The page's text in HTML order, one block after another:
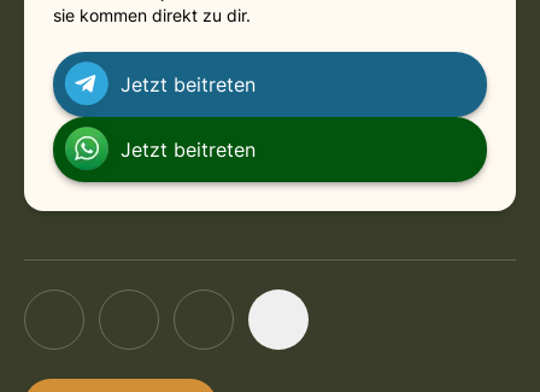
Monday, August 31, 2026 at 4:30 PM in Stuttgart
Monday, September 7, 2026 at 4:30 PM in Stuttgart
sie kommen direkt zu dir.
Jetzt beitreten
Jetzt beitreten